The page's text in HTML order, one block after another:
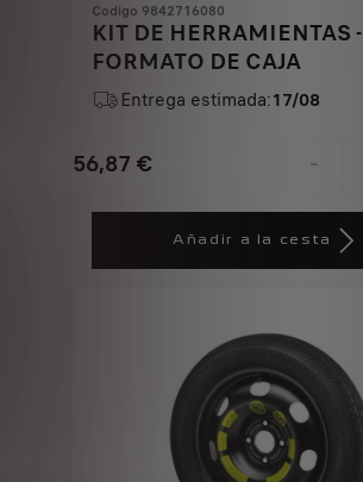
Codigo 9842716080
KIT DE HERRAMIENTAS -
FORMATO DE CAJA
Entrega estimada:17/08
56,87 €
Price
-
Quantity
Añadir a la cesta